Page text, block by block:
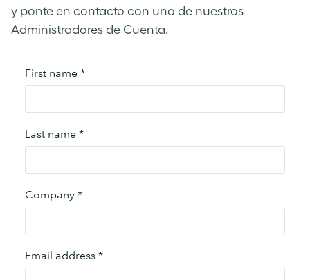
y ponte en contacto con uno de nuestros
Administradores de Cuenta.